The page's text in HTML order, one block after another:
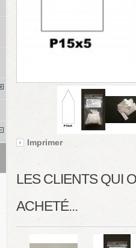
Imprimer
LES CLIENTS QUI
ACHETÉ...